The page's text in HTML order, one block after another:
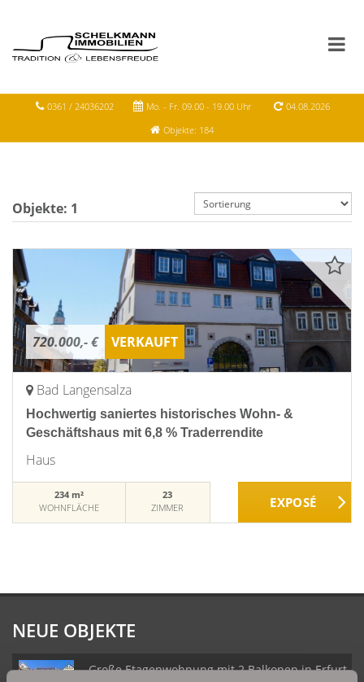
0361 / 24036202 Mo. - Fr. 09.00 - 19.00 Uhr
04.08.2026
Objekte: 184
Objekte: 1
720.000,- € VERKAUFT
Bad Langensalza
Hochwertig saniertes historisches Wohn- &
Geschäftshaus mit 6,8 % Traderrendite
Haus
234 m²
WOHNFLÄCHE
23
ZIMMER
NEUE OBJEKTE
Große Etagenwohnung mit 2 Balkonen in Erfurt